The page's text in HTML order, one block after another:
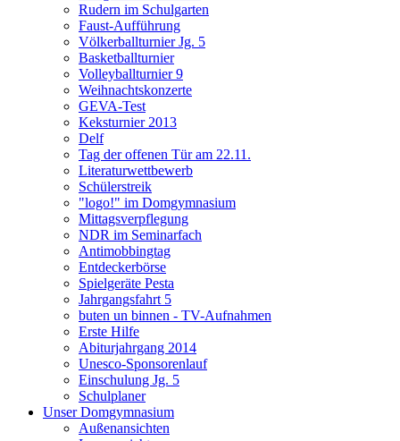
Rudern im Schulgarten
Faust-Aufführung
Völkerballturnier Jg. 5
Basketballturnier
Volleyballturnier 9
Weihnachtskonzerte
GEVA-Test
Keksturnier 2013
Delf
Tag der offenen Tür am 22.11.
Literaturwettbewerb
Schülerstreik
"logo!" im Domgymnasium
Mittagsverpflegung
NDR im Seminarfach
Antimobbingtag
Entdeckerbörse
Spielgeräte Pesta
Jahrgangsfahrt 5
buten un binnen - TV-Aufnahmen
Erste Hilfe
Abiturjahrgang 2014
Unesco-Sponsorenlauf
Einschulung Jg. 5
Schulplaner
Unser Domgymnasium
Außenansichten